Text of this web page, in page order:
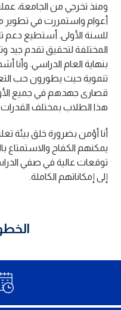
ومنذ تخرجي من الجامعة،
أعوام واستمررت في تطوير
للسنة الأولى. أستطيع دعم
المختلفة لتحقيق تقدم جيد
بنهاية العام الدراسي. وأنا
تنموية حيث يطورون حب
قصارى جهدهم في جميع
هذا الطلاب بمختلف
أنا أؤمن بضرورة خلق بيئة
يمكنهم الكفاح
توقعات عالية في صفي
إلى إمكاناتهم الكاملة.